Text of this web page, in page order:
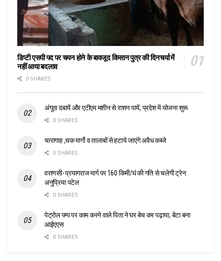
डिप्टी एसपी पद पर चयन होने के बावजूद किसान पुत्र की दिनचर्या में
नहीं आया बदलाव
0 SHARES
अंगूठा दबायें और एटीएम मशीन से राशन पायें, प्रदेश में योजना शुरू
0 SHARES
चारागाह ,चक मार्गो व तालाबों से हटाये जाएंगे अवैध कब्जे
0 SHARES
वराणसी- प्रयागराज मार्ग पर 160 किमी/घं की गति से चलेगी ट्रेन:
अनुप्रिया पटेल
0 SHARES
पेट्रोल पम्प पर काम करने वाले पिता ने घर बेच कर पढ़ाया, बेटा बना
आईएएस
0 SHARES